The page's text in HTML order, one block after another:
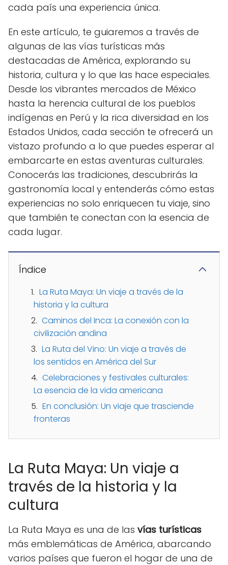
cada país una experiencia única.
En este artículo, te guiaremos a través de
algunas de las vías turísticas más
destacadas de América, explorando su
historia, cultura y lo que las hace especiales.
Desde los vibrantes mercados de México
hasta la herencia cultural de los pueblos
indígenas en Perú y la rica diversidad en los
Estados Unidos, cada sección te ofrecerá un
vistazo profundo a lo que puedes esperar al
embarcarte en estas aventuras culturales.
Conocerás las tradiciones, descubrirás la
gastronomía local y entenderás cómo estas
experiencias no solo enriquecen tu viaje, sino
que también te conectan con la esencia de
cada lugar.
Índice
La Ruta Maya: Un viaje a través de la
historia y la cultura
Caminos del Inca: La conexión con la
civilización andina
La Ruta del Vino: Un viaje a través de
los sentidos en América del Sur
Celebraciones y festivales culturales:
La esencia de la vida americana
En conclusión: Un viaje que trasciende
fronteras
La Ruta Maya: Un viaje a
través de la historia y la
cultura
La Ruta Maya es una de las vías turísticas
más emblemáticas de América, abarcando
varios países que fueron el hogar de una de